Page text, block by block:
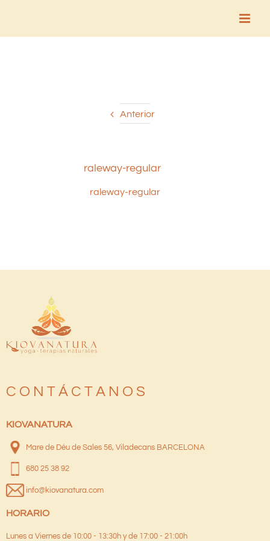
Anterior
raleway-regular
raleway-regular
C O N T Á C T A N O S
KIOVANATURA
Mare de Déu de Sales 56, Viladecans BARCELONA
680 25 38 92
info@kiovanatura.com
HORARIO
Lunes a Viernes de 10:00 - 13:30h y de 17:00 - 21:00h